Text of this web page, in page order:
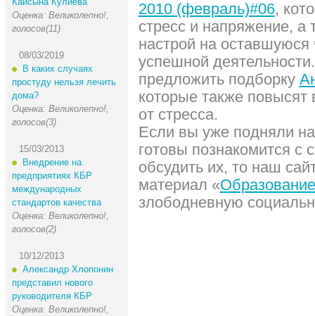
Оценка: Великолепно!,
голосов(11)
08/03/2019
В каких случаях
простуду нельзя лечить
дома?
Оценка: Великолепно!,
голосов(3)
15/03/2013
Внедрение на
предприятиях КБР
международных
стандартов качества
Оценка: Великолепно!,
голосов(2)
10/12/2013
Александр Хлопонин
представил нового
руководителя КБР
Оценка: Великолепно!,
2010 (февраль)#06,
стресс и напряжение, а
настрой на
успешной
предложить подборку
которые также повысят
от стресса.
Если вы уже подняли
готовы познакомится
обсудить их, то наш
материал «Образование
злободневную